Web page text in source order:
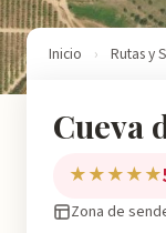
Inicio › Rutas y
Cueva
★★★★★
Zona de